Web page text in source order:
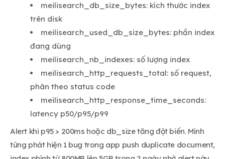
meilisearch_db_size_bytes: kích thước index
trên disk
meilisearch_used_db_size_bytes: phần index
đang dùng
meilisearch_nb_indexes: số lượng index
meilisearch_http_requests_total: số request,
phân theo status code
meilisearch_http_response_time_seconds:
latency p50/p95/p99
Alert khi p95 > 200ms hoặc db_size tăng đột biến. Mình
từng phát hiện 1 bug trong app push duplicate document,